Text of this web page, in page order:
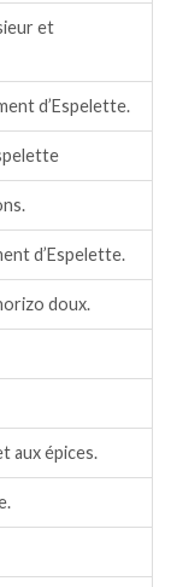
et
d’Espelette.
d’Espelette.
doux.
aux épices.